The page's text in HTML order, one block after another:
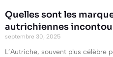
Quelles sont les
autrichiennes
septembre 30, 2025
L’Autriche, souvent plus célèbre